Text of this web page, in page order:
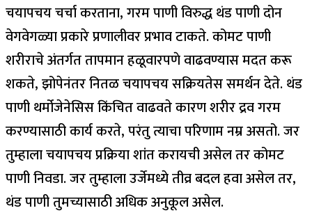
चयापचय चर्चा करताना, गरम पाणी विरुद्ध थंड पाणी दोन
वेगवेगळ्या प्रकारे प्रणालीवर प्रभाव टाकते. कोमट पाणी
शरीराचे अंतर्गत तापमान हळूवारपणे वाढवण्यास मदत करू
शकते, झोपेनंतर नितळ चयापचय सक्रियतेस समर्थन देते. थंड
पाणी थर्मोजेनेसिस किंचित वाढवते कारण शरीर द्रव गरम
करण्यासाठी कार्य करते, परंतु त्याचा परिणाम नम्र असतो.जर
तुम्हाला चयापचय प्रक्रिया शांत करायची असेल तर कोमट
पाणी निवडा. जर तुम्हाला उर्जेमध्ये तीव्र बदल हवा असेल तर,
थंड पाणी तुमच्यासाठी अधिक अनुकूल असेल.